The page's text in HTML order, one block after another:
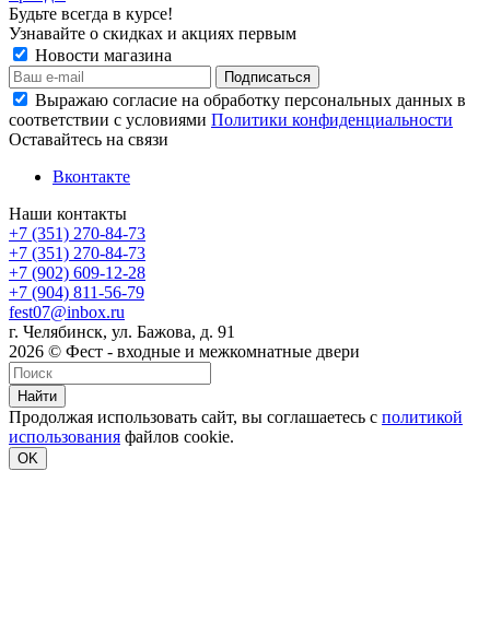
Будьте всегда в курсе!
Узнавайте о скидках и акциях первым
Новости магазина
Выражаю согласие на обработку персональных данных в
соответствии с условиями Политики конфиденциальности
Оставайтесь на связи
Вконтакте
Наши контакты
+7 (351) 270-84-73
+7 (351) 270-84-73
+7 (902) 609-12-28
+7 (904) 811-56-79
fest07@inbox.ru
г. Челябинск, ул. Бажова, д. 91
2026 © Фест - входные и межкомнатные двери
Найти
Продолжая использовать сайт, вы соглашаетесь с политикой
использования файлов cookie.
OK